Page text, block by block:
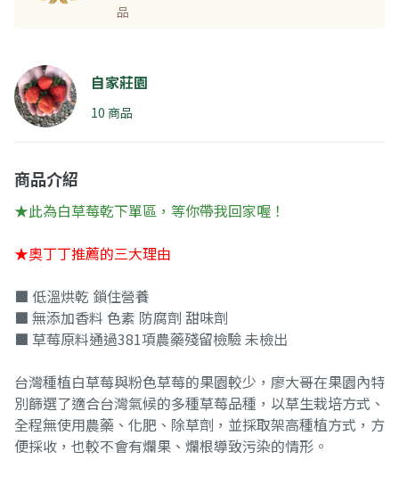
品
自家莊園
10 商品
商品介紹
★此為白草莓乾下單區，等你帶我回家喔！
★奧丁丁推薦的三大理由
■ 低溫烘乾 鎖住營養
■ 無添加香料 色素 防腐劑 甜味劑
■ 草莓原料通過381項農藥殘留檢驗 未檢出
台灣種植白草莓與粉色草莓的果園較少，廖大哥在果園內特
別篩選了適合台灣氣候的多種草莓品種，以草生栽培方式、
全程無使用農藥、化肥、除草劑，並採取架高種植方式，方
便採收，也較不會有爛果、爛根導致污染的情形。